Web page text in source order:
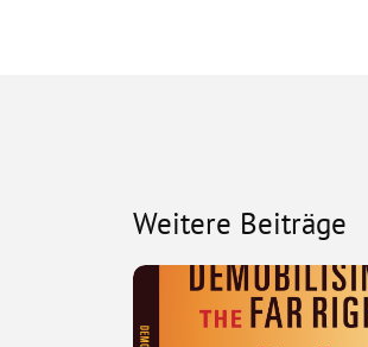
Weitere Beiträge